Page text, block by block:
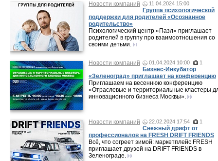
Новости компаний
11.04.2024 15:00
Группа психологической
поддержки для родителей «Осознанное
родительство»
Психологический центр «Пазл» приглашает
родителей в группу про взаимоотношения со
своими детьми.
Новости компаний 01.04.2024 10:00 1
Бизнес-Инкубатор
«Зеленоград» приглашает на конференцию
Приглашаем на весеннюю конференцию
«Отраслевые и территориальные кластеры
инновационного бизнеса Москвы».
Новости компаний 22.02.2024 17:54 1
Снежный дрифт от
профессионалов на FRESH DRIFT FRIENDS
Всё, что согреет зимой: маркетплейс FRESH
приглашает друзей на DRIFT FRIENDS в
Зеленограде.